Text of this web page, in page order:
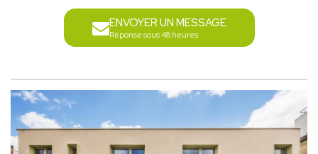
ENVOYER UN MESSAGE
Réponse sous 48 heures